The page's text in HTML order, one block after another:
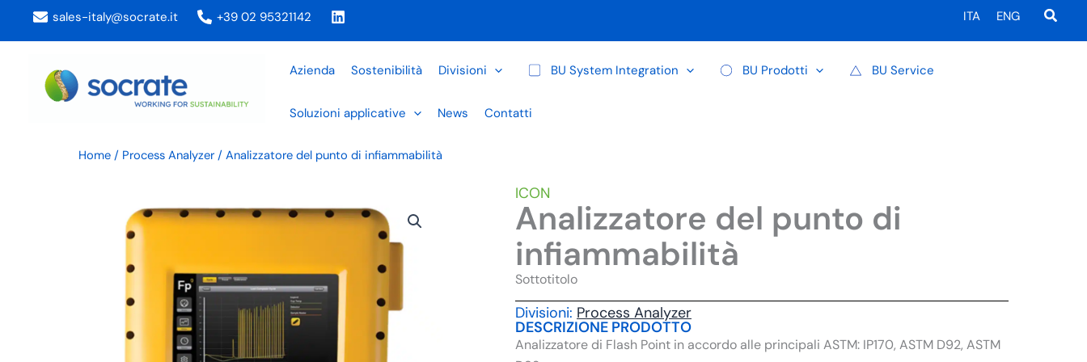
sales-italy@socrate.it +39 02 95321142 ITA ENG Cerca
Azienda Sostenibilità Divisioni BU System Integration BU Prodotti BU Service
Soluzioni applicative News Contatti
Home / Process Analyzer / Analizzatore del punto di infiammabilità
ICON
Analizzatore del punto di
infiammabilità
Sottotitolo
Divisioni: Process Analyzer
DESCRIZIONE PRODOTTO
Analizzatore di Flash Point in accordo alle principali ASTM: IP170, ASTM D92, ASTM